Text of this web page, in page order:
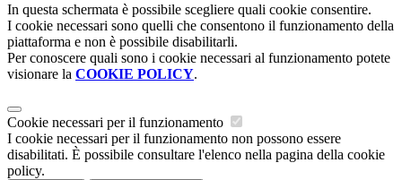
In questa schermata è possibile scegliere quali cookie consentire.
I cookie necessari sono quelli che consentono il funzionamento della
piattaforma e non è possibile disabilitarli.
Per conoscere quali sono i cookie necessari al funzionamento potete
visionare la COOKIE POLICY.
Cookie necessari per il funzionamento
I cookie necessari per il funzionamento non possono essere
disabilitati. È possibile consultare l'elenco nella pagina della cookie
policy.